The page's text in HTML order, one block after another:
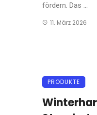
fördern. Das ...
11. März 2026
PRODUKTE